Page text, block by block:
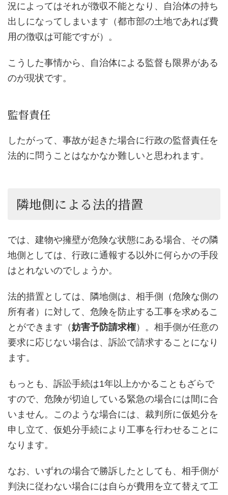
況によってはそれが徴収不能となり、自治体の持ち
出しになってしまいます（都市部の土地であれば費
用の徴収は可能ですが）。
こうした事情から、自治体による監督も限界がある
のが現状です。
監督責任
したがって、事故が起きた場合に行政の監督責任を
法的に問うことはなかなか難しいと思われます。
隣地側による法的措置
では、建物や擁壁が危険な状態にある場合、その隣
地側としては、行政に通報する以外に何らかの手段
はとれないのでしょうか。
法的措置としては、隣地側は、相手側（危険な側の
所有者）に対して、危険を防止する工事を求めるこ
とができます（妨害予防請求権）。相手側が任意の
要求に応じない場合は、訴訟で請求することになり
ます。
もっとも、訴訟手続は1年以上かかることもざらで
すので、危険が切迫している緊急の場合には間に合
いません。このような場合には、裁判所に仮処分を
申し立て、仮処分手続により工事を行わせることに
なります。
なお、いずれの場合で勝訴したとしても、相手側が
判決に従わない場合には自らが費用を立て替えて工